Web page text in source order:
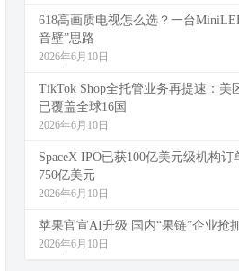
618高画质电视怎么选？一台
音壁”思路
2026年6月10日
TikTok Shop全托管业务再提速：美
已覆盖全球16国
2026年6月10日
SpaceX IPO已获100亿美元级机构
750亿美元
2026年6月10日
苹果官宣AI升级 国内“果链”企业抢
2026年6月10日